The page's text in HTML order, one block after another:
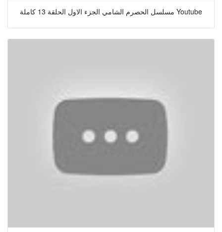
مسلسل الحصرم الشامي الجزء الاول الحلقة 13 كاملة Youtube